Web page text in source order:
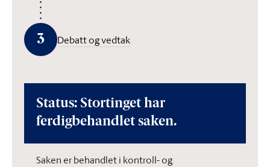
3 Debatt og vedtak
Status: Stortinget har
ferdigbehandlet saken.
Saken er behandlet i kontroll- og